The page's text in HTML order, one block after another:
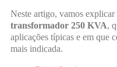
Neste artigo, vamos explicar
transformador 250 KVA,
aplicações típicas e em que
mais indicada.